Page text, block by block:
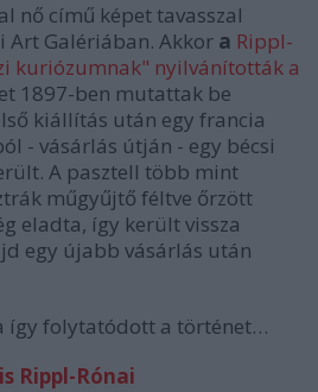
nő című képet tavasszal
Art Galériában. Akkor a Rippl-
kuriózumnak" nyilvánították a
1897-ben mutattak be
kiállítás után egy francia
- vásárlás útján - egy bécsi
A pasztell több mint
műgyűjtő féltve őrzött
eladta, így került vissza
egy újabb vásárlás után
így folytatódott a történet…
Rippl-Rónai